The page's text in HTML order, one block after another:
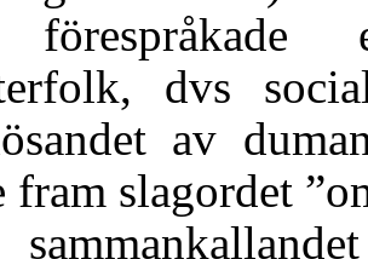
förespråkade
dvs
av
fram slagordet